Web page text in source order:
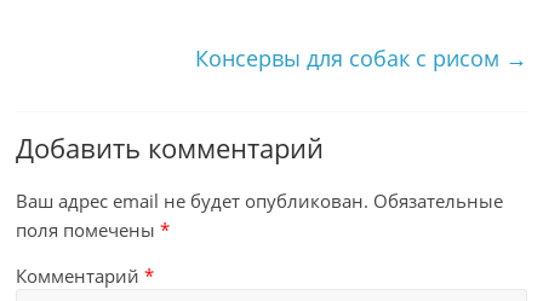
Консервы для собак с рисом →
Добавить комментарий
Ваш адрес email не будет опубликован. Обязательные
поля помечены*
Комментарий*